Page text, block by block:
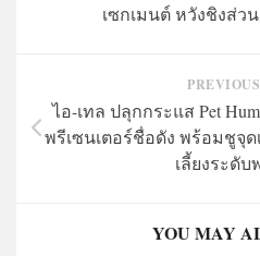
เซกเมนต์ หวังชิงส่ว
ไอ-เทล ปลุกกระแส Pet
พรีเซนเตอร์ชื่อดัง พร้อมชูจุ
เลี้ยงระดับ
YOU MAY